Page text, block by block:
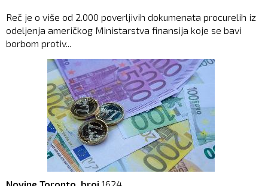
Reč je o više od 2.000 poverljivih dokumenata procurelih iz
odeljenja američkog Ministarstva finansija koje se bavi
borbom protiv...